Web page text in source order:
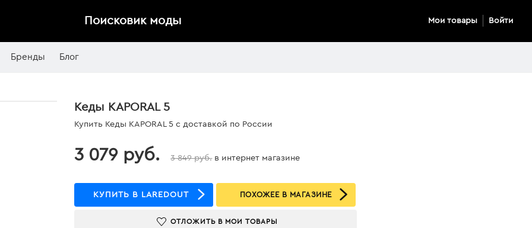
Поисковик моды Мои товары Войти
Бренды Блог
Кеды KAPORAL 5
Купить Кеды KAPORAL 5 с доставкой по России
3 079 руб. 3 849 руб. в интернет магазине
КУПИТЬ В LAREDOUTE ПОХОЖЕЕ В МАГАЗИНЕ
ОТЛОЖИТЬ В МОИ ТОВАРЫ